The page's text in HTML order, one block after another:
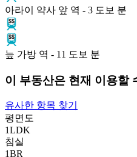
아라이 약사 앞 역 - 3 도보 분
늪 가방 역 - 11 도보 분
이 부동산은 현재 이용할
유사한 항목 찾기
평면도
1LDK
침실
1BR